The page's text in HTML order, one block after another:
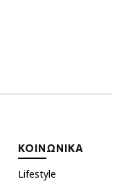
ΚΟΙΝΩΝΙΚΑ
Lifestyle